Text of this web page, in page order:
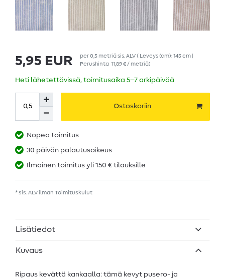
5,95 EUR per0,5 metriäsis. ALV( Leveys (cm): 145 cm |
Perushinta 11,89 € / metriä)
Heti lähetettävissä, toimitusaika 5–7 arkipäivää
Ostoskoriin
Nopea toimitus
30 päivän palautusoikeus
Ilmainen toimitus yli 150 € tilauksille
* sis. ALV ilman Toimituskulut
Lisätiedot
Kuvaus
Ripaus kevättä kankaalla: tämä kevyt pusero- ja